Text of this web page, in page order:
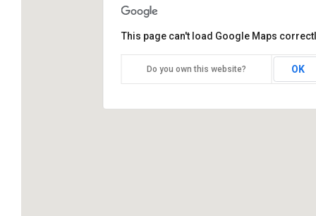
¡Viaje a travez de la naturaleza!
This page can't load Google Maps
Do you own this website? OK